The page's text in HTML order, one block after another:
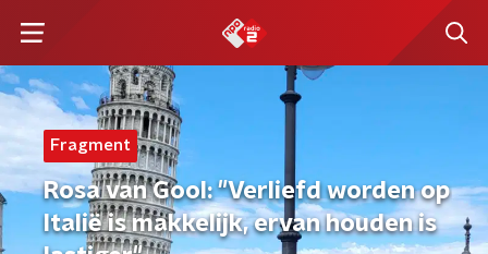
Fragment
Rosa van Gool: "Verliefd worden op
Italië is makkelijk, ervan houden is